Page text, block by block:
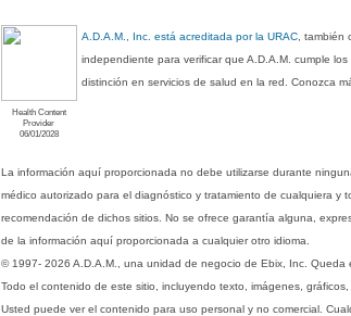
Health Content
Provider
06/01/2028
A.D.A.M., Inc. está acreditada por la URAC ,
independiente para verificar que A.D.A.M. cumple
distinción en servicios de salud en la red. Conozca
La información aquí proporcionada no debe utilizarse durante
médico autorizado para el diagnóstico y tratamiento de cualquiera y
recomendación de dichos sitios. No se ofrece garantía alguna,
de la información aquí proporcionada a cualquier otro idioma.
© 1997- 2026 A.D.A.M., una unidad de negocio de Ebix, Inc.
Todo el contenido de este sitio, incluyendo texto, imágenes,
Usted puede ver el contenido para uso personal y no comercial.